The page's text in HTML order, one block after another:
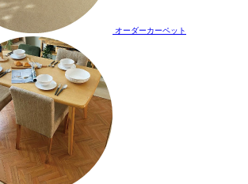
オーダーカーペット